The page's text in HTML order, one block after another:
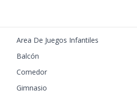
Area De Juegos Infantiles
Balcón
Comedor
Gimnasio